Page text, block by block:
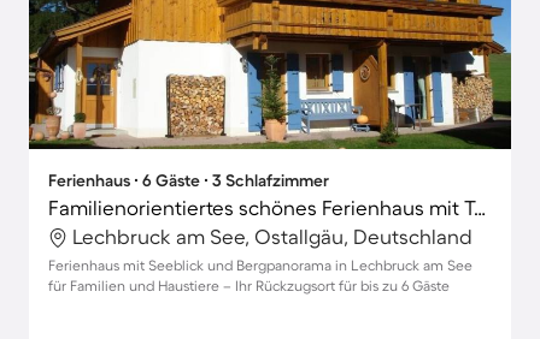
Ferienhaus ∙ 6 Gäste ∙ 3 Schlafzimmer
Familienorientiertes schönes Ferienhaus mit Terrasse und Garten | Bergblick | Hunde erlaubt
Lechbruck am See, Ostallgäu, Deutschland
Ferienhaus mit Seeblick und Bergpanorama in Lechbruck am See
für Familien und Haustiere – Ihr Rückzugsort für bis zu 6 Gäste